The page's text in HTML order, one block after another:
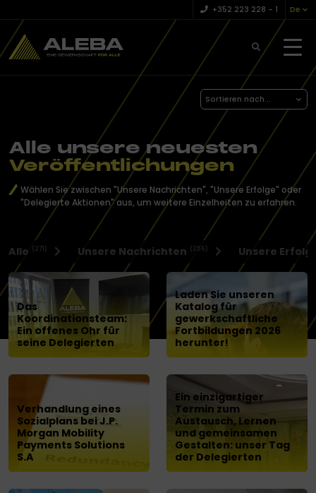
+352 223 228 – 1 De
Alle unsere neuesten
Veröffentlichungen
Wählen Sie zwischen "Unsere Nachrichten", "Unsere Erfolge" oder
"Delegierte Aktionen" aus, um weitere Einzelheiten zu erfahren.
Alle (271) Unsere Nachrichten (256) Unsere
Sortieren nach...
Das
Koordinationsteam:
Ein offenes Ohr für
seine Delegierten
Laden Sie unseren
Katalog für
gewerkschaftliche
Fortbildungen 2026
herunter!
Verhandlung eines
Sozialplans bei J.P.
Morgan Mobility
Payments Solutions
S.A
Ein einzigartiger
Termin zum
Austausch, Lernen
und gemeinsamen
Gestalten: unser Tag
der Delegierten